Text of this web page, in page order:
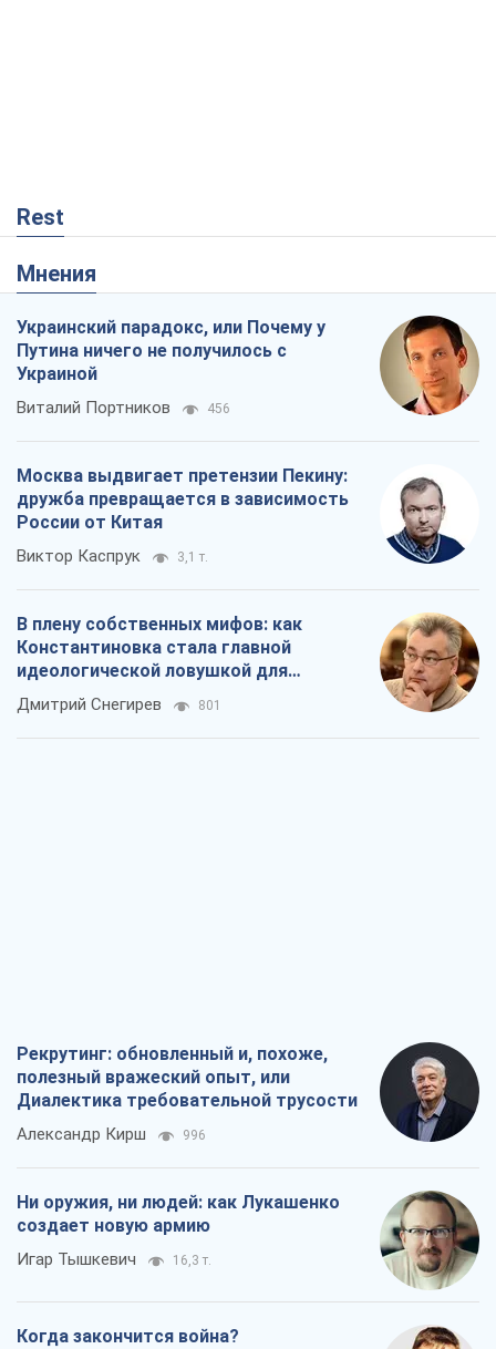
Rest
Мнения
Украинский парадокс, или Почему у
Путина ничего не получилось с
Украиной
Виталий Портников 456
Москва выдвигает претензии Пекину:
дружба превращается в зависимость
России от Китая
Виктор Каспрук 3,1 т.
В плену собственных мифов: как
Константиновка стала главной
идеологической ловушкой для
российских оккупантов
Дмитрий Снегирев 801
Рекрутинг: обновленный и, похоже,
полезный вражеский опыт, или
Диалектика требовательной трусости
Александр Кирш 996
Ни оружия, ни людей: как Лукашенко
создает новую армию
Игар Тышкевич 16,3 т.
Когда закончится война?